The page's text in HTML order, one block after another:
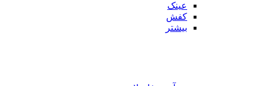
عینک
کفش
بیشتر